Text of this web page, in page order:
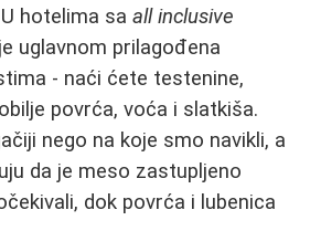
hotelima sa all inclusive
uglavnom prilagođena
- naći ćete testenine,
povrća, voća i slatkiša.
nego na koje smo navikli, a
da je meso zastupljeno
dok povrća i lubenica